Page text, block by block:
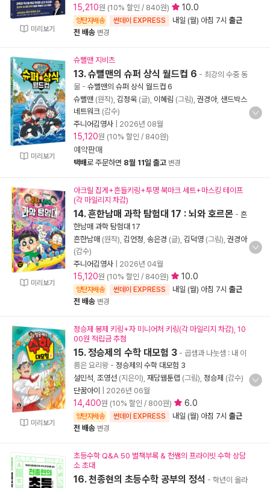
미리보기
15,210원 (10% 할인 / 840원) 10.0
양탄자배송 썬데이 EXPRESS 내일 (월) 아침 7시 출근
전 배송 변경
미리보기
슈뻘맨 지비츠
13. 슈뻘맨의 슈퍼 상식 월드컵 6 - 최강의 수중 동
물 - 슈뻘맨의 슈퍼 상식 월드컵 6
슈뻘맨 (원작), 김정욱 (글), 이혜림 (그림), 권경아, 샌드박스
네트워크 (감수)
주니어김영사
2026년 08월
15,120원 (10% 할인 / 840원)
예약판매
택배로 주문하면 8월 11일 출고 변경
미리보기
아크릴 집게+흔들키링+투명 북마크 세트+마스킹 테이프
(각 마일리지 차감)
14. 흔한남매 과학 탐험대 17 : 뇌와 호르몬 - 흔
한남매 과학 탐험대 17
흔한남매 (원작), 김언정 송은경 (글), 김덕영 (그림), 권경아
(감수)
주니어김영사
2026년 04월
15,120원 (10% 할인 / 840원) 10.0
양탄자배송 썬데이 EXPRESS 내일 (월) 아침 7시 출근
전 배송 변경
미리보기
정승제 봉제 키링+자 미니어처 키링(각 마일리지 차감), 10
00원 적립금 추첨
15. 정승제의 수학 대모험 3 - 곱셈과 나눗셈 : 내 이
름은 요리왕 - 정승제의 수학 대모험 3
설민석 조영선 (지은이), 재담웹툰랩 (그림), 정승제 (감수)
단꿈아이
2026년 06월
14,400원 (10% 할인 / 800원) 6.0
양탄자배송 썬데이 EXPRESS 내일 (월) 아침 7시 출근
전 배송 변경
초등수학 Q&A 50 별책부록 & 천쌤의 프라이빗 수학 상담
소 초대
16. 천종현의 초등수학 공부의 정석 - 학년이 올라